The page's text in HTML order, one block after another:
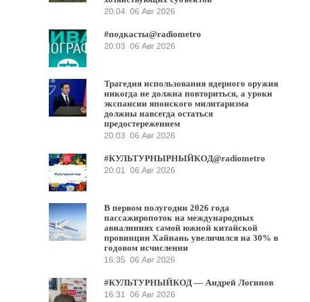
20:04 06 Авг 2026
#подкасты@radiometro
20:03 06 Авг 2026
Трагедия использования ядерного оружия
никогда не должна повториться, а уроки
экспансии японского милитаризма
должны навсегда остаться
предостережением
20:03 06 Авг 2026
#КУЛЬТУРНЫРНЫЙКОД@radiometro
20:01
06 Авг 2026
В первом полугодии 2026 года
пассажиропоток на международных
авиалиниях самой южной китайской
провинции Хайнань увеличился на 30% в
годовом исчислении
16:35 06 Авг 2026
#КУЛЬТУРНЫЙКОД — Андрей Логинов
16:31
06 Авг 2026